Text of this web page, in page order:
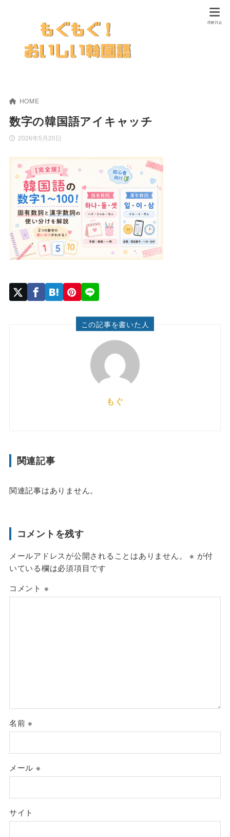
HOME
数字の韓国語アイキャッチ
2026年5月20日
この記事を書いた人
もぐ
関連記事
関連記事はありません。
コメントを残す
メールアドレスが公開されることはありません。 ※ が付
いている欄は必須項目です
コメント ※
名前※
メール ※
サイト